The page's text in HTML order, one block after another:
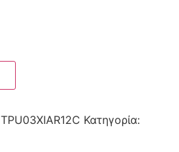
TPU03XIAR12C Κατηγορία: